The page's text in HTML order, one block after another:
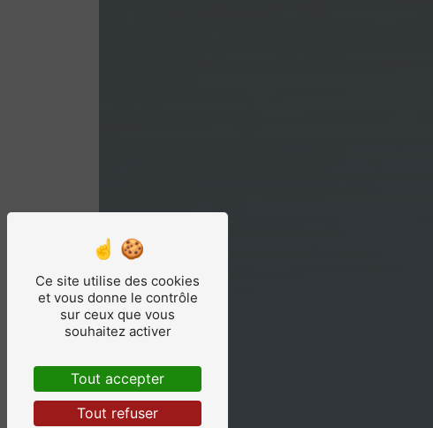
Ce site utilise des cookies
et vous donne le contrôle
sur ceux que vous
souhaitez activer
Tout accepter
Tout refuser